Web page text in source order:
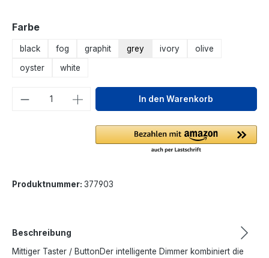
Farbeauswählen
black fog graphit grey ivory
olive
oyster
white
Produkt Anzahl: Gib denIn den Warenkorb
Produktnummer: 377903
Beschreibung
Mittiger Taster / ButtonDer intelligente Dimmer kombiniert die